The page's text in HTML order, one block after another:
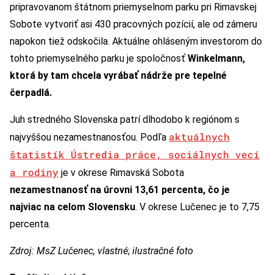
pripravovanom štátnom priemyselnom parku pri Rimavskej
Sobote vytvoriť asi 430 pracovných pozícií, ale od zámeru
napokon tiež odskočila. Aktuálne ohláseným investorom do
tohto priemyselného parku je spoločnosť Winkelmann,
ktorá by tam chcela vyrábať nádrže pre tepelné
čerpadlá.
Juh stredného Slovenska patrí dlhodobo k regiónom s
najvyššou nezamestnanosťou. Podľa aktuálnych
štatistík Ústredia práce, sociálnych vecí
a rodiny je v okrese Rimavská Sobota
nezamestnanosť na úrovni 13,61 percenta, čo je
najviac na celom Slovensku. V okrese Lučenec je to 7,75
percenta.
Zdroj: MsZ Lučenec, vlastné; ilustračné foto